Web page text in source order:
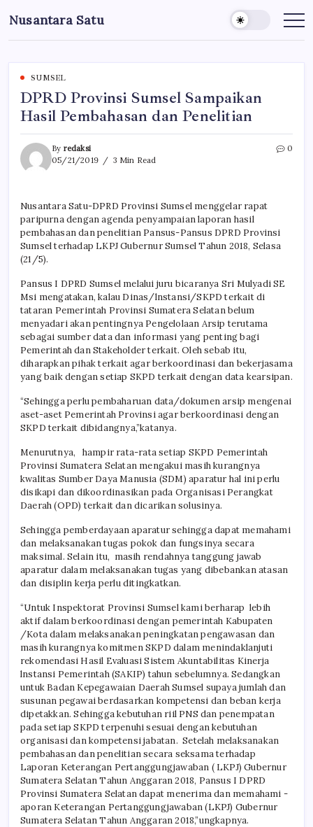
to
content
Nusantara Satu
Berita
Nusantara
SUMSEL
DPRD Provinsi Sumsel Sampaikan
Hasil Pembahasan dan Penelitian
By redaksi
05/21/2019
3 Min Read
0
Nusantara Satu-DPRD Provinsi Sumsel menggelar rapat
paripurna dengan agenda penyampaian laporan hasil
pembahasan dan penelitian Pansus-Pansus DPRD Provinsi
Sumsel terhadap LKPJ Gubernur Sumsel Tahun 2018, Selasa
(21/5).
Pansus I DPRD Sumsel melalui juru bicaranya Sri Mulyadi SE
Msi mengatakan, kalau Dinas/lnstansi/SKPD terkait di
tataran Pemerintah Provinsi Sumatera Selatan belum
menyadari akan pentingnya Pengelolaan Arsip terutama
sebagai sumber data dan informasi yang penting bagi
Pemerintah dan Stakeholder terkait. Oleh sebab itu,
diharapkan pihak terkait agar berkoordinasi dan bekerjasama
yang baik dengan setiap SKPD terkait dengan data kearsipan.
“Sehingga perlu pembaharuan data/dokumen arsip mengenai
aset-aset Pemerintah Provinsi agar berkoordinasi dengan
SKPD terkait dibidangnya,”katanya.
Menurutnya, hampir rata-rata setiap SKPD Pemerintah
Provinsi Sumatera Selatan mengakui masih kurangnya
kwalitas Sumber Daya Manusia (SDM) aparatur hal ini perlu
disikapi dan dikoordinasikan pada Organisasi Perangkat
Daerah (OPD) terkait dan dicarikan solusinya.
Sehingga pemberdayaan aparatur sehingga dapat memahami
dan melaksanakan tugas pokok dan fungsinya secara
maksimal. Selain itu, masih rendahnya tanggung jawab
aparatur dalam melaksanakan tugas yang dibebankan atasan
dan disiplin kerja perlu ditingkatkan.
“Untuk Inspektorat Provinsi Sumsel kami berharap lebih
aktif dalam berkoordinasi dengan pemerintah Kabupaten
/Kota dalam melaksanakan peningkatan pengawasan dan
masih kurangnya komitmen SKPD dalam menindaklanjuti
rekomendasi Hasil Evaluasi Sistem Akuntabilitas Kinerja
lnstansi Pemerintah (SAKIP) tahun sebelumnya. Sedangkan
untuk Badan Kepegawaian Daerah Sumsel supaya jumlah dan
susunan pegawai berdasarkan kompetensi dan beban kerja
dipetakkan. Sehingga kebutuhan riil PNS dan penempatan
pada setiap SKPD terpenuhi sesuai dengan kebutuhan
organisasi dan kompetensi jabatan. Setelah melaksanakan
pembahasan dan penelitian secara seksama terhadap
Laporan Keterangan Pertanggungjawaban ( LKPJ) Gubernur
Sumatera Selatan Tahun Anggaran 2018, Pansus I DPRD
Provinsi Sumatera Selatan dapat menerima dan memahami -
aporan Keterangan Pertanggungjawaban (LKPJ) Gubernur
Sumatera Selatan Tahun Anggaran 2018,”ungkapnya.